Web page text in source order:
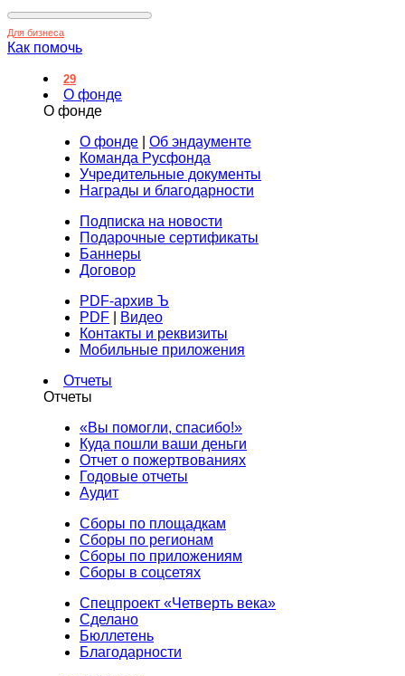
Для бизнеса
Как помочь
29
О фонде
О фонде
О фонде
Об эндаументе
Команда Русфонда
Учредительные документы
Награды и благодарности
Подписка на новости
Подарочные сертификаты
Баннеры
Договор
PDF-архив Ъ
PDF
Видео
Контакты и реквизиты
Мобильные приложения
Отчеты
Отчеты
«Вы помогли, спасибо!»
Куда пошли ваши деньги
Отчет о пожертвованиях
Годовые отчеты
Аудит
Сборы по площадкам
Сборы по регионам
Сборы по приложениям
Сборы в соцсетях
Спецпроект «Четверть века»
Сделано
Бюллетень
Благодарности